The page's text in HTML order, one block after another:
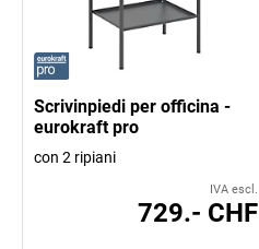
Scrivinpiedi per officina -
eurokraft pro
con 2 ripiani
IVA escl.
729.- CHF